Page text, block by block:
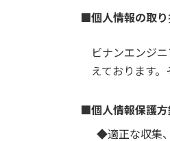
■個人情報の取
ビナンエンジ
えております
■個人情報保護方
◆適正な収集